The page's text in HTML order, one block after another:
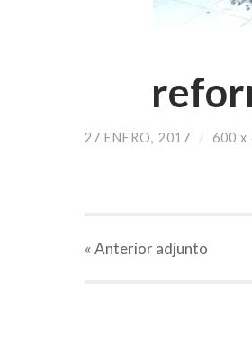
27 ENERO, 2017 / 600x
« Anterioradjunto